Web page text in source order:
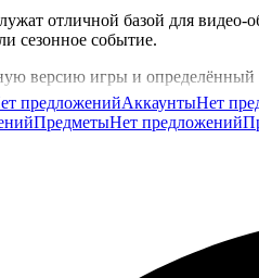
отличной базой для
сезонное событие.
версию игры и
упрощает поиск
предложенийАккаунтыНет
ПредметыНет предложений